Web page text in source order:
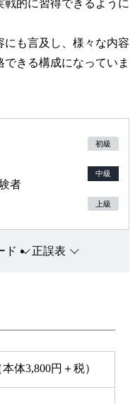
戦的に習得できるように
も言及し、様々な内容
きる構成になっていま
者
初級
中級
上級
ド 正誤表
体3,800円＋税）